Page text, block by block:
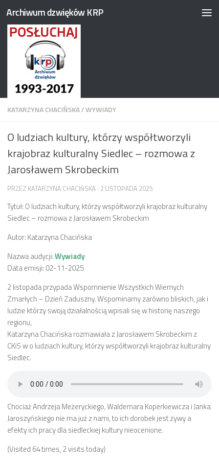
Przejdź do treści
Archiwum dzwięków KRP
KATARZYNA CHACIŃSKA/WYWIADY
O ludziach kultury, którzy współtworzyli
krajobraz kulturalny Siedlec – rozmowa z
Jarosławem Skrobeckim
PRZEZ KATARZYNA CHACIŃSKA · 2 LISTOPADA 2025
Tytuł: O ludziach kultury, którzy współtworzyli krajobraz kulturalny
Siedlec – rozmowa z Jarosławem Skrobeckim
Autor: Katarzyna Chacińska
Nazwa audycji:Wywiady
Data emisji: 02-11-2025
2 listopada przypada Wspomnienie Wszystkich Wiernych
Zmarłych – Dzień Zaduszny. Wspominamy zarówno bliskich, jak i
ludzie którzy swoją działalnością wpisali się w historię naszego
regionu,
Katarzyna Chacińska rozmawiała z Jarosławem Skrobeckim z
CKiS w o ludziach kultury, którzy współtworzyli krajobraz kulturalny
Siedlec.
Chociaż Andrzeja Meżeryckiego, Waldemara Koperkiewicza i Janka
Jaroszyńskiego nie ma już z nami, to ich dorobek jest żywy a
efekty ich pracy dla siedleckiej kultury nieocenione.
(Visited 64 times, 2 visits today)